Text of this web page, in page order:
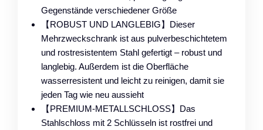
Gegenstände verschiedener Größe
【ROBUST UND LANGLEBIG】Dieser
Mehrzweckschrank ist aus pulverbeschichtetem
und rostresistentem Stahl gefertigt – robust und
langlebig. Außerdem ist die Oberfläche
wasserresistent und leicht zu reinigen, damit sie
jeden Tag wie neu aussieht
【PREMIUM-METALLSCHLOSS】Das
Stahlschloss mit 2 Schlüsseln ist rostfrei und